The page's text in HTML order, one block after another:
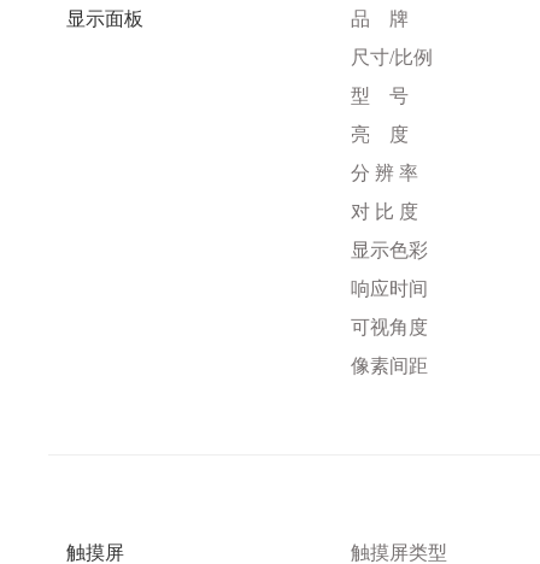
显示面板 品
牌
尺寸/比例
型
号
亮
度
分 辨 率
对 比 度
显示色彩
响应时间
可视角度
像素间距
触摸屏
触摸屏类型